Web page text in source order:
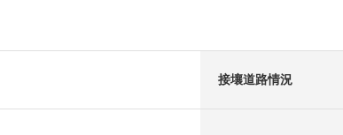
接壤道路情況